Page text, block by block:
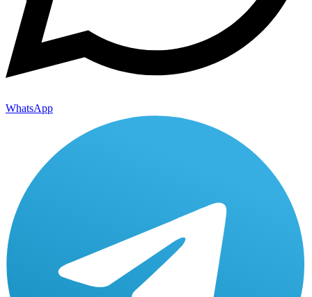
WhatsApp